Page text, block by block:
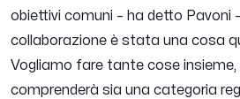
obiettivi comuni – ha detto Pavoni –
collaborazione è stata una cosa
Vogliamo fare tante cose insieme,
comprenderà sia una categoria